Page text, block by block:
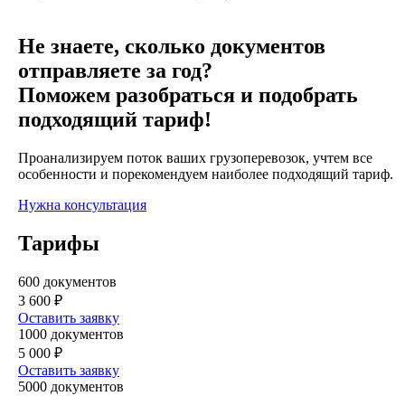
Не знаете, сколько документов
отправляете за год?
Поможем разобраться и подобрать
подходящий тариф!
Проанализируем поток ваших грузоперевозок, учтем все
особенности и порекомендуем наиболее подходящий тариф.
Нужна консультация
Тарифы
600 документов
3 600 ₽
Оставить заявку
1000 документов
5 000 ₽
Оставить заявку
5000 документов